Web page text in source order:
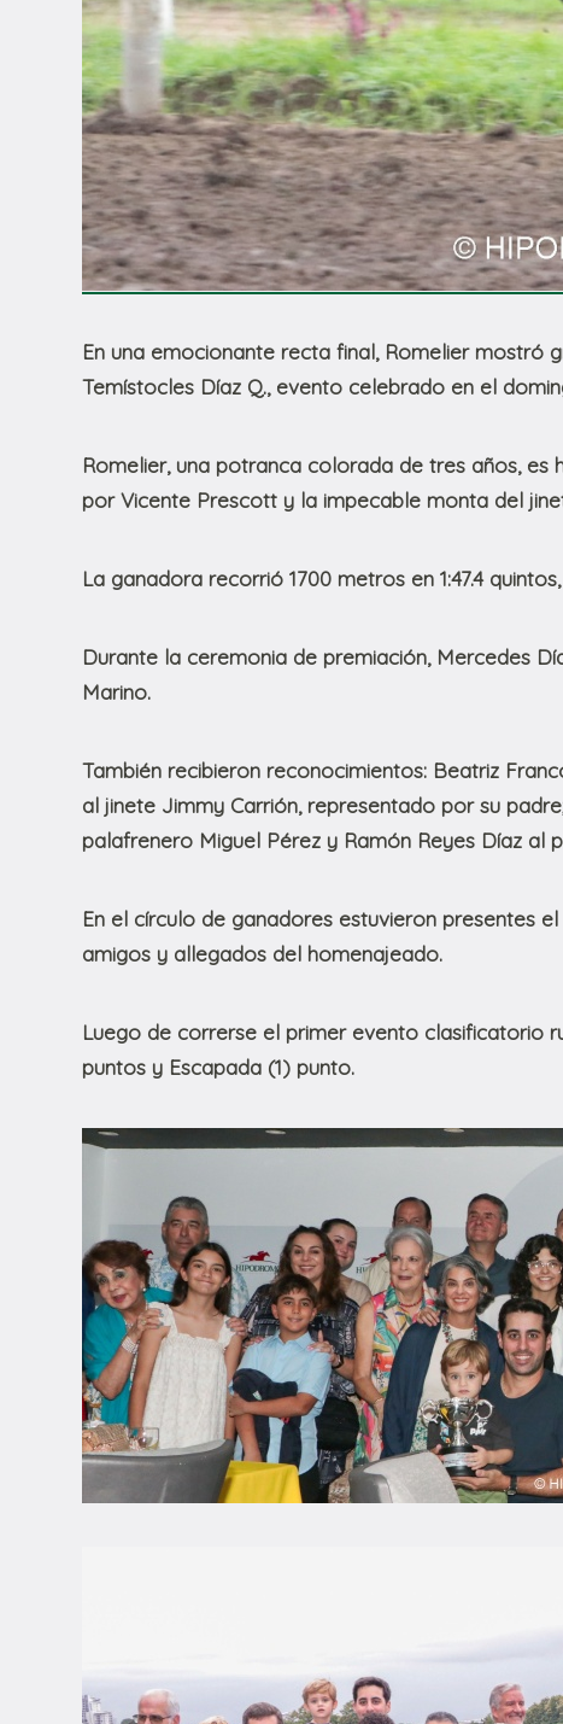
En una emocionante recta final, Romelier mostró
Temístocles Díaz Q., evento celebrado en el
Romelier, una potranca colorada de tres años, es
por Vicente Prescott y la impecable monta del
La ganadora recorrió 1700 metros en 1:47.4
Durante la ceremonia de premiación, Mercedes
Marino.
También recibieron reconocimientos: Beatriz
al jinete Jimmy Carrión, representado por su
palafrenero Miguel Pérez y Ramón Reyes Díaz al
En el círculo de ganadores estuvieron presentes
amigos y allegados del homenajeado.
Luego de correrse el primer evento clasificatorio
puntos y Escapada (1) punto.